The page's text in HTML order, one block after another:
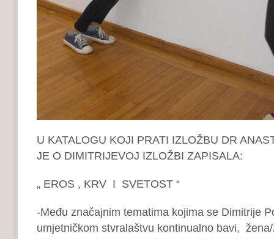
U KATALOGU KOJI PRATI IZLOŽBU DR
JE O DIMITRIJEVOJ IZLOŽBI ZAPISALA:
„ EROS , KRV I SVETOST “
-Među značajnim tematima kojima se Dimitrije
umjetničkom stvralaštvu kontinualno bavi,